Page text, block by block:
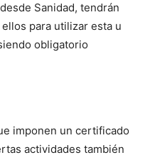
Sanidad, tendrán
para utilizar esta u
obligatorio
imponen un certificado
actividades también